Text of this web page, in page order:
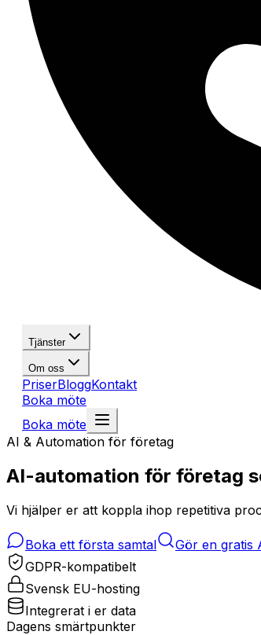
Tjänster
Om oss
PriserBloggKontakt
Boka möte
Boka möte
AI & Automation för företag
AI-automation för företag
Vi hjälper er att koppla ihop repetitiva
Boka ett första samtal
Gör en gratis
GDPR-kompatibelt
Svensk EU-hosting
Integrerat i er data
Dagens smärtpunkter